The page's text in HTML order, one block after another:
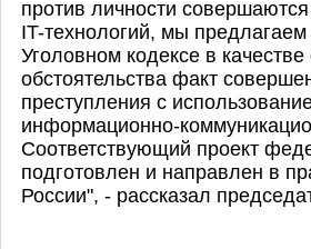
против личности
IT-технологий, мы предлагаем
Уголовном кодексе в
обстоятельства факт
преступления с
информационно-
Соответствующий проект
подготовлен и направлен в
России", - рассказал